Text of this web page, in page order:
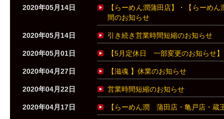
2020年05月14日
【らーめん潤蒲田店】・【らーめ
間のお知らせ
2020年05月14日 引き続き営業時間短縮のお知らせ
2020年05月01日 【5月定休日 一部変更のお知らせ】
2020年04月27日 【滋魂 】休業のお知らせ
2020年04月22日 営業時間短縮のお知らせ
2020年04月17日 【らーめん潤 蒲田店・亀戸店・蔵